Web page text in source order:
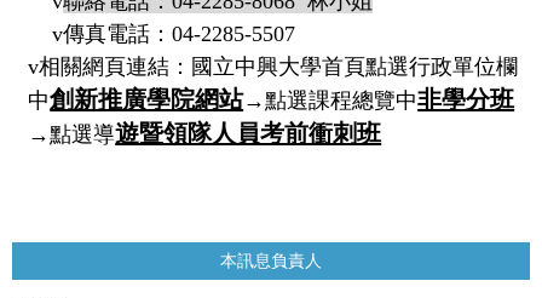
v傳真電話 ：04-2285-5507
v相關網頁連結： 國立中興大學首頁點選行政單位欄
中創新推廣學院網站→點選課程總覽中非學分班
→點選導遊暨領隊人員考前衝刺班
本訊息負責人